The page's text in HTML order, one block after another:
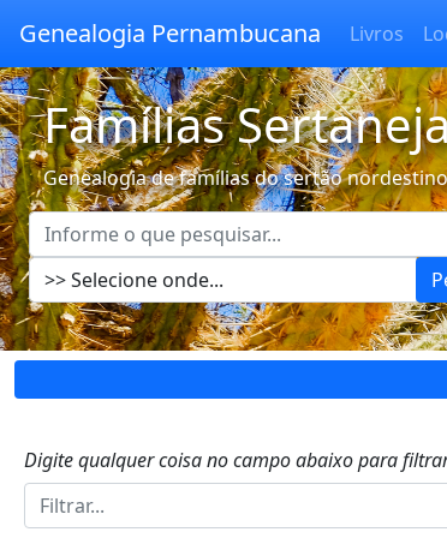
Genealogia Pernambucana Livros
Famílias
Genealogia de famílias do sertão nordestino
Digite qualquer coisa no campo abaixo para